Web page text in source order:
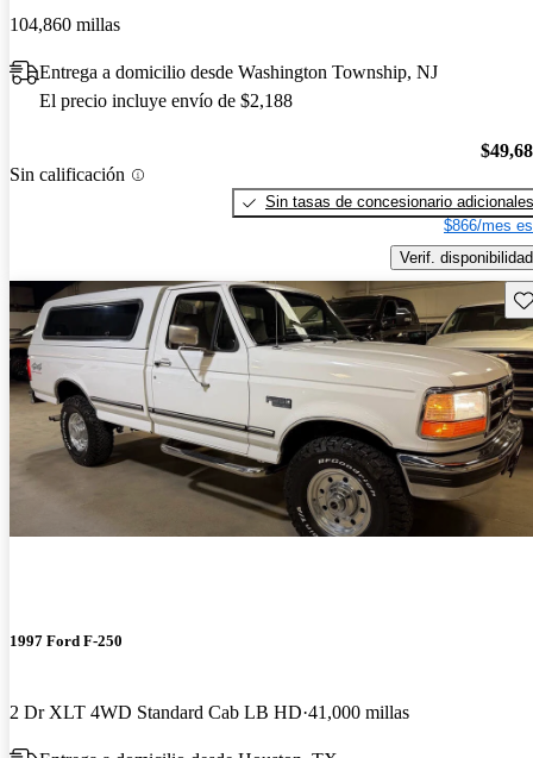
104,860 millas
Entrega a domicilio desde Washington Township, NJ
El precio incluye envío de $2,188
Sin calificación
Sin tasas de concesionario adicionales
$866/mes
Verif. disponibilidad
1997 Ford F-250
2 Dr XLT 4WD Standard Cab LB HD 41,000 millas